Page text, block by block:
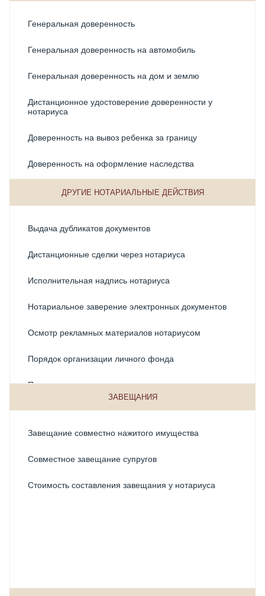
Генеральная доверенность
Генеральная доверенность на автомобиль
Генеральная доверенность на дом и землю
Дистанционное удостоверение доверенности у
нотариуса
Доверенность на вывоз ребенка за границу
Доверенность на оформление наследства
Доверенность на получение документов
недвижимое имущество
Доверенность на регистрацию прав на недвижимое
имущество
Доверенность на регистрацию права собственности
ДРУГИЕ НОТАРИАЛЬНЫЕ ДЕЙСТВИЯ
Выдача дубликатов документов
Дистанционные сделки через нотариуса
Исполнительная надпись нотариуса
Нотариальное заверение электронных документов
Осмотр рекламных материалов нотариусом
Порядок организации личного фонда
Протест векселя
Свидетельстовование верности копий документов
Совершение удаленной сделки через нотариуса
Создание и регистрация личного фонда
Удостоверение равнозначности документа на
Хранение документов
ЗАВЕЩАНИЯ
Завещание совместно нажитого имущества
Совместное завещание супругов
Стоимость составления завещания у нотариуса